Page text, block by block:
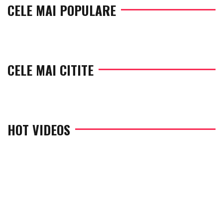
CELE MAI POPULARE
CELE MAI CITITE
HOT VIDEOS